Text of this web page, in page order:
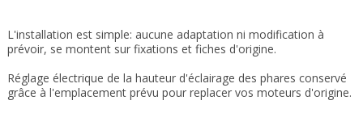
L'installation est simple: aucune adaptation ni modification à
prévoir, se montent sur fixations et fiches d'origine.
Réglage électrique de la hauteur d'éclairage des phares conservé
grâce à l'emplacement prévu pour replacer vos moteurs d'origine.